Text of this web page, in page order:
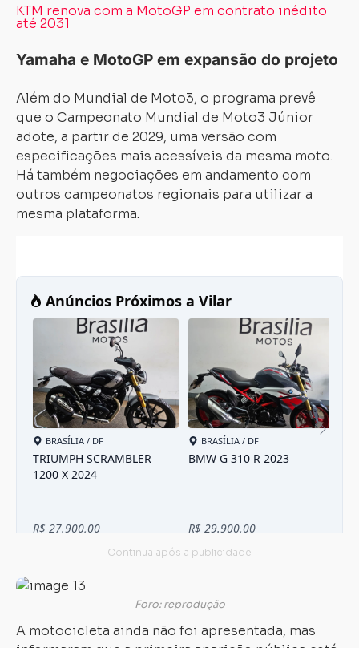
KTM renova com a MotoGP em contrato inédito
até 2031
Yamaha e MotoGP em expansão do projeto
Além do Mundial de Moto3, o programa prevê
que o Campeonato Mundial de Moto3 Júnior
adote, a partir de 2029, uma versão com
especificações mais acessíveis da mesma moto.
Há também negociações em andamento com
outros campeonatos regionais para utilizar a
mesma plataforma.
Foro: reprodução
A motocicleta ainda não foi apresentada, mas